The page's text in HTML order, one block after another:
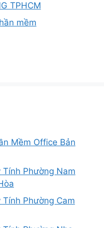
TPHCM
mềm
Mềm Office Bản
Tính Phường Nam
Phường Cam